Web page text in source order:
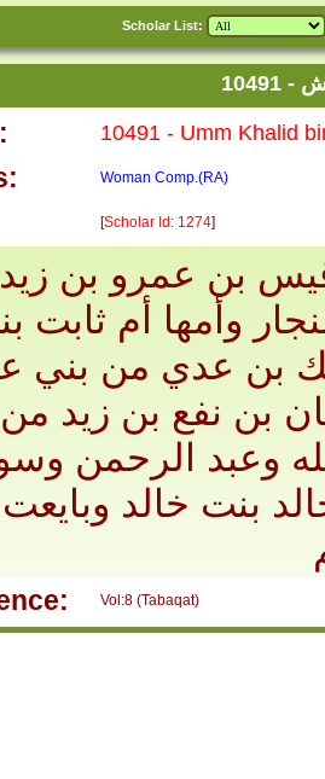
Scholar List:
Woman Comp.(RA)
[Scholar Id: 1274]
بن عمرو بن زيد
وأمها أم ثابت
بن عدي من بني
بن نفع بن زيد
وعبد الرحمن
بنت خالد وبايعت
Vol:8 (Tabaqat)